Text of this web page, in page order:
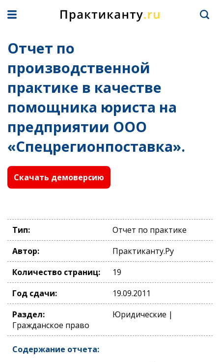
Отчет по
производственной
практике в качестве
помощника юриста на
предприятии ООО
«Спецрегионпоставка».
Скачать демоверсию
Тип:
Отчет по практике
Автор:
Практиканту.Ру
Количество страниц:
19
Год сдачи:
19.09.2011
Раздел:
Юридические |
Гражданское право
Содержание отчета: